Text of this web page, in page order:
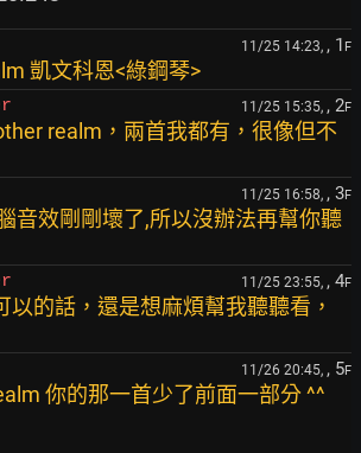
11/25 14:23, , 1 F
凱文科恩<綠鋼琴>
11/25 15:35, , 2F
realm，兩首我都有，很像但不
11/25 16:58, , 3F
音效剛剛壞了,所以沒辦法再幫你聽
11/25 23:55, , 4F
以的話，還是想麻煩幫我聽聽看，
11/26 20:45, , 5F
你的那一首少了前面一部分 ^^